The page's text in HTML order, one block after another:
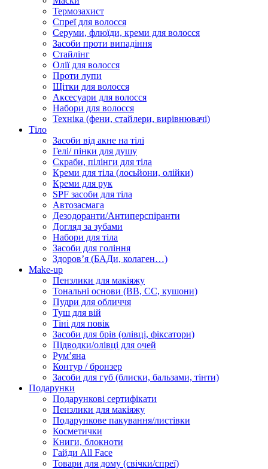
Термозахист
Спреї для волосся
Серуми, флюїди, креми для волосся
Засоби проти випадіння
Стайлінг
Олії для волосся
Проти лупи
Щітки для волосся
Аксесуари для волосся
Набори для волосся
Техніка (фени, стайлери, вирівнювачі)
Тіло
Засоби від акне на тілі
Гелі/ пінки для душу
Скраби, пілінги для тіла
Креми для тіла (лосьйони, олійки)
Креми для рук
SPF засоби для тіла
Автозасмага
Дезодоранти/Антиперспіранти
Догляд за зубами
Набори для тіла
Засоби для гоління
Здоровʼя (БАДи, колаген…)
Make-up
Пензлики для макіяжу
Тональні основи (BB, CC, кушони)
Пудри для обличчя
Туш для вій
Тіні для повік
Засоби для брів (олівці, фіксатори)
Підводки/олівці для очей
Румʼяна
Контур / бронзер
Засоби для губ (блиски, бальзами, тінти)
Подарунки
Подарункові сертифікати
Пензлики для макіяжу
Подарункове пакування/листівки
Косметички
Книги, блокноти
Гайди All Face
Товари для дому (свічки/спреї)